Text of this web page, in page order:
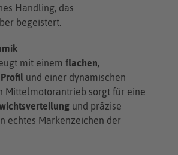
Handling, das
begeistert.
mit einem flachen,
und einer dynamischen
Mittelmotorantrieb sorgt für eine
und präzise
echtes Markenzeichen der